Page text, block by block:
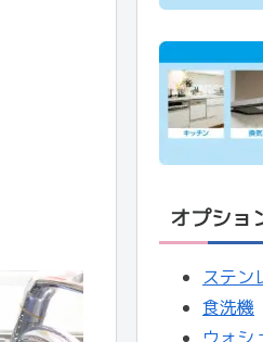
オプショ
ステン
食洗機
ウォシ